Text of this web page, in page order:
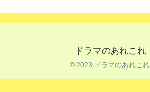
ドラマのあれこれ
© 2023 ドラマのあれこれ.